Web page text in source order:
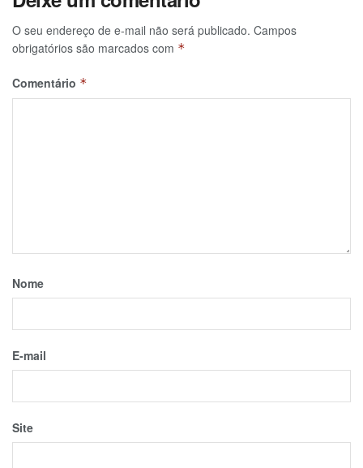
O seu endereço de e-mail não será publicado. Campos
obrigatórios são marcados com *
Comentário *
Nome
E-mail
Site